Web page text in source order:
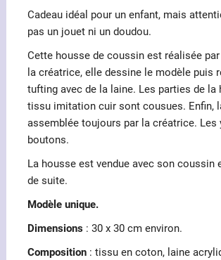
Cadeau idéal pour un enfant, mais
pas un jouet ni un doudou.
Cette housse de coussin est réalisée
la créatrice, elle dessine le modèle puis
tufting avec de la laine. Les parties de la
tissu imitation cuir sont cousues. Enfin,
assemblée toujours par la créatrice. Les
boutons.
La housse est vendue avec son coussin
de suite.
Modèle unique.
Dimensions: 30 x 30 cm environ.
Composition: tissu en coton, laine